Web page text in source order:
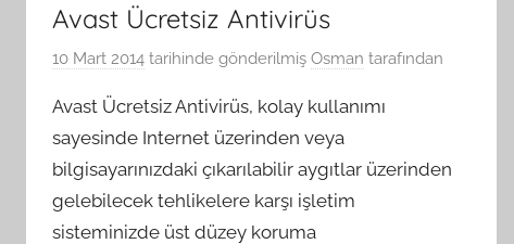
Avast Ücretsiz Antivirüs
10 Mart 2014 tarihinde gönderilmiş Osman tarafından
Avast Ücretsiz Antivirüs, kolay kullanımı
sayesinde Internet üzerinden veya
bilgisayarınızdaki çıkarılabilir aygıtlar üzerinden
gelebilecek tehlikelere karşı işletim
sisteminizde üst düzey koruma